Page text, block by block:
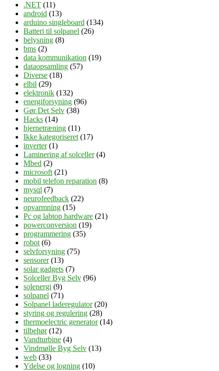
.NET (11)
android (13)
arduino singleboard (134)
Batteri til solpanel (26)
belysning (8)
bms (2)
data kommunikation (19)
dataopsamling (57)
Diverse (18)
elbil (29)
elektronik (132)
energiforsyning (96)
Gør Det Selv (38)
Hacks (14)
hjernetræning (11)
Ikke kategoriseret(17)
inverter(1)
Laminering af solceller(4)
Mbed (2)
microsoft(21)
mobil telefon reparation (8)
mysql (7)
neurofeedback (22)
opvarmning (15)
Pc og labtop hardware (21)
powerconversion (19)
programmering (35)
robot(6)
selvforsyning (75)
sensorer(13)
solar gadgets (7)
Solceller Byg Selv (96)
solenergi (9)
solpanel (71)
Solpanel laderegulator(20)
styring og regulering (28)
thermoelectric generator(14)
tilbehør(12)
Vandturbine (4)
Vindmølle Byg Selv (13)
web (33)
Ydelse og logning (10)